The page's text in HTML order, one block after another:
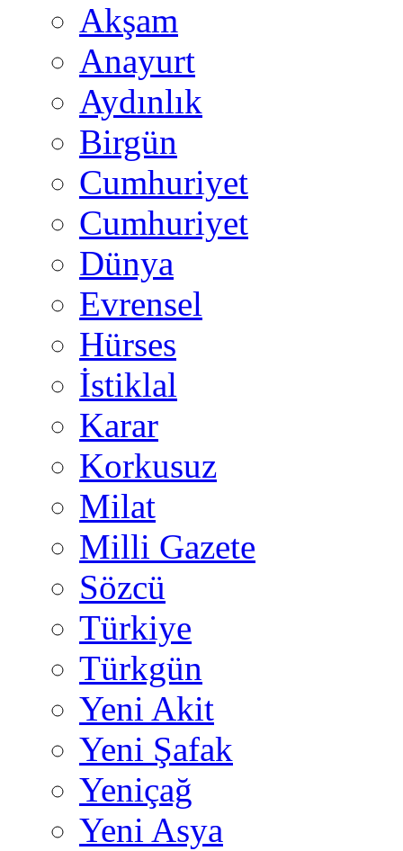
Akşam
Anayurt
Aydınlık
Birgün
Cumhuriyet
Cumhuriyet
Dünya
Evrensel
Hürses
İstiklal
Karar
Korkusuz
Milat
Milli Gazete
Sözcü
Türkiye
Türkgün
Yeni Akit
Yeni Şafak
Yeniçağ
Yeni Asya